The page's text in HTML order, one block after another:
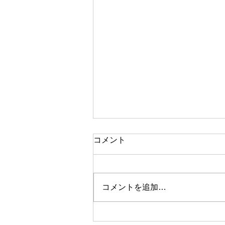
コメント
コメントを追加…